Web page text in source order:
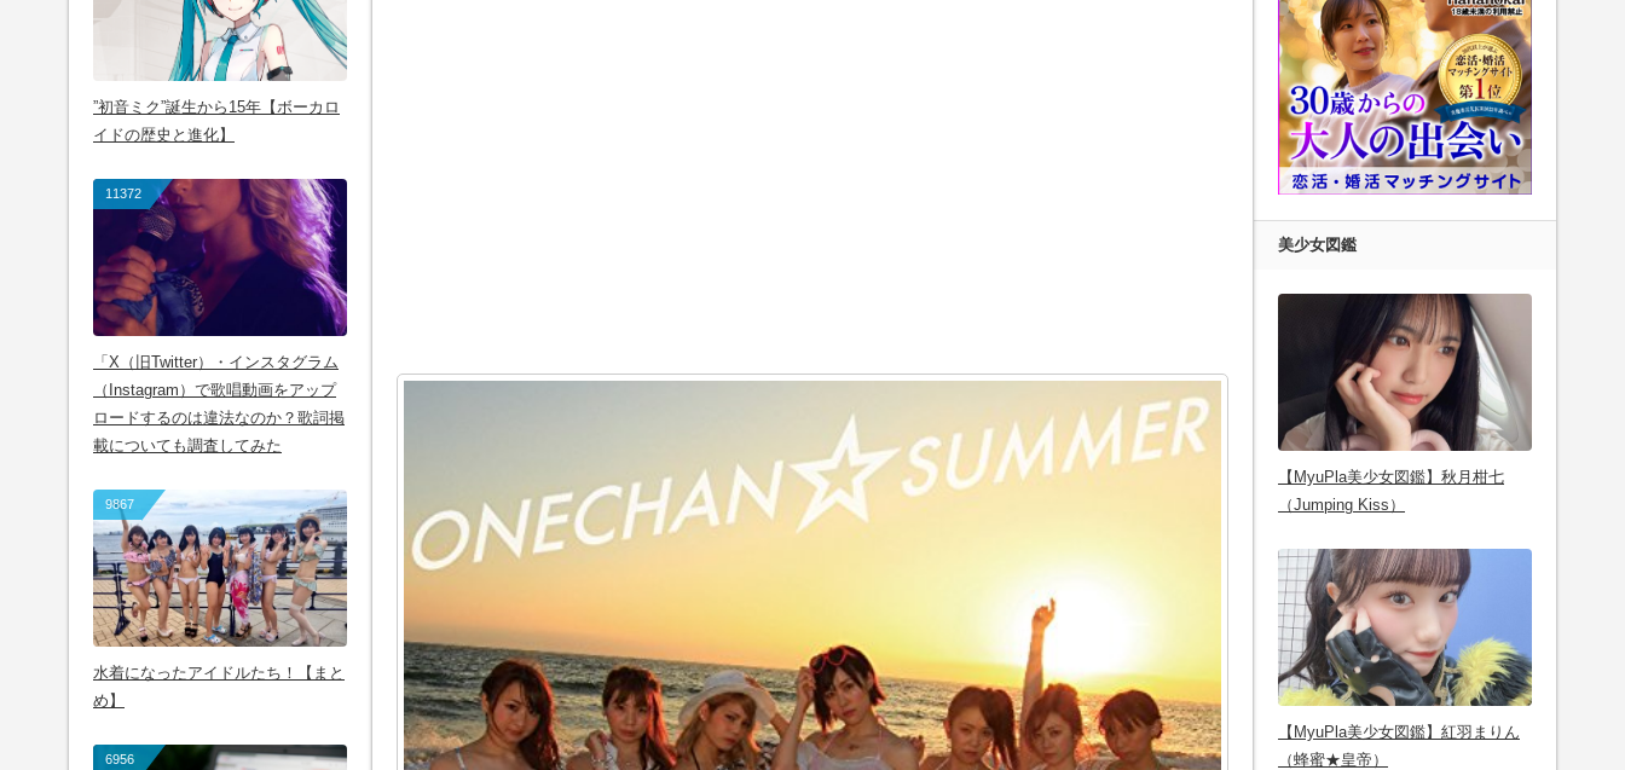
”初音ミク”誕生から15年【ボーカロ
イドの歴史と進化】
11372
「X（旧Twitter）・インスタグラム
（Instagram）で歌唱動画をアップ
ロードするのは違法なのか？歌詞掲
載についても調査してみた
9867
水着になったアイドルたち！【まと
め】
6956
美少女図鑑
【MyuPla美少女図鑑】秋月柑七
（Jumping Kiss）
【MyuPla美少女図鑑】紅羽まりん
（蜂蜜★皇帝）